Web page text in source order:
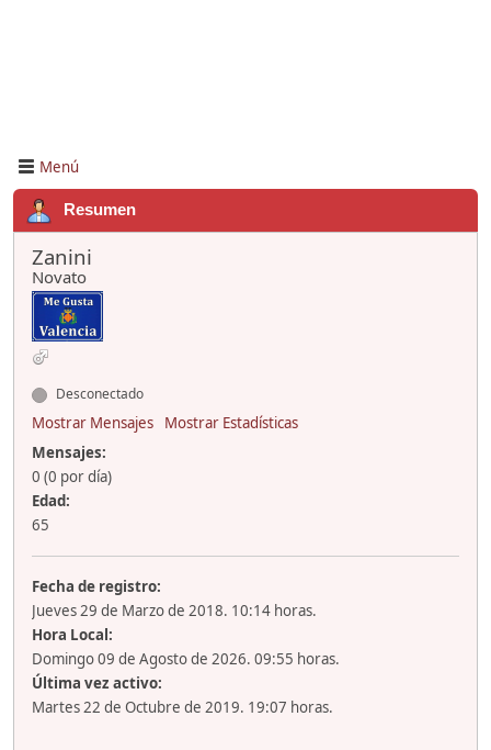
Menú
Resumen
Zanini
Novato
Desconectado
Mostrar Mensajes
Mostrar Estadísticas
Mensajes:
0 (0 por día)
Edad:
65
Fecha de registro:
Jueves 29 de Marzo de 2018. 10:14 horas.
Hora Local:
Domingo 09 de Agosto de 2026. 09:55 horas.
Última vez activo:
Martes 22 de Octubre de 2019. 19:07 horas.